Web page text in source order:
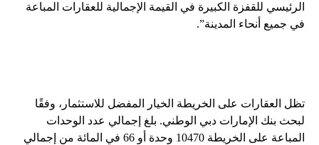
الرئيسي للقفزة الكبيرة في القيمة الإجمالية للعقارات المباعة
في جميع أنحاء المدينة”.
تظل العقارات على الخريطة الخيار المفضل للاستثمار، وفقًا
لبحث بنك الإمارات دبي الوطني. بلغ إجمالي عدد الوحدات
المباعة على الخريطة 10470 وحدة أو 66 في المائة من إجمالي